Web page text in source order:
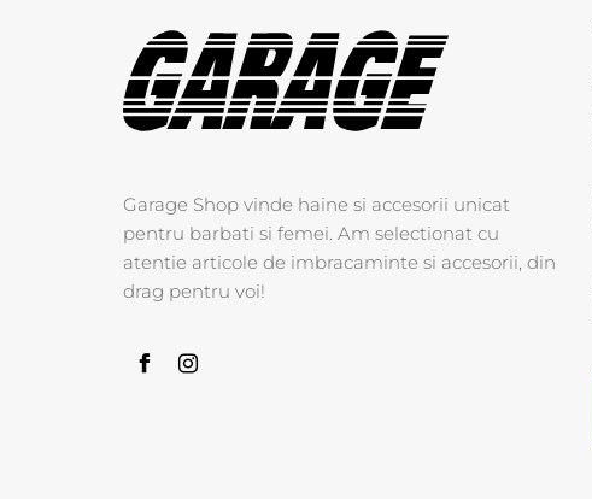
Garage Shop vinde haine si accesorii unicat
pentru barbati si femei. Am selectionat cu
atentie articole de imbracaminte si accesorii, din
drag pentru voi!